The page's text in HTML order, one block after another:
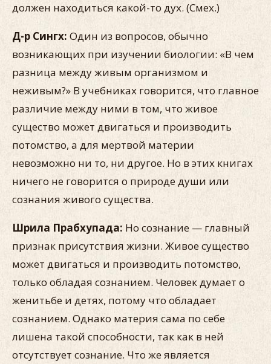
должен находиться какой-то дух. (Смех.)
Д-р Сингх: Один из вопросов, обычно
возникающих при изучении биологии: «В чем
разница между живым организмом и
неживым?» В учебниках говорится, что главное
различие между ними в том, что живое
существо может двигаться и производить
потомство, а для мертвой материи
невозможно ни то, ни другое. Но в этих книгах
ничего не говорится о природе души или
сознания живого существа.
Шрила Прабхупада: Но сознание — главный
признак присутствия жизни. Живое существо
может двигаться и производить потомство,
только обладая сознанием. Человек думает о
женитьбе и детях, потому что обладает
сознанием. Однако материя сама по себе
лишена такой способности, так как в ней
отсутствует сознание. Что же является